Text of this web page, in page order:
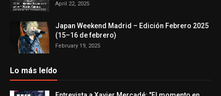
April 22, 2025
Japan Weekend Madrid – Edición Febrero 2025
(15–16 de febrero)
February 19, 2025
Lo más leído